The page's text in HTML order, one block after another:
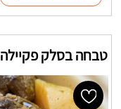
טבחה בסלק פקיילה